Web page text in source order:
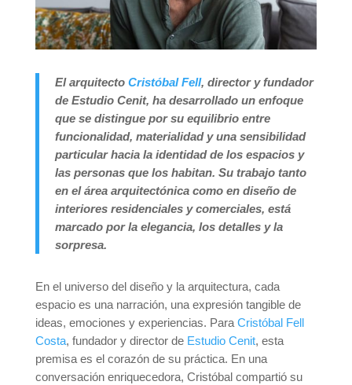
El arquitecto Cristóbal Fell, director y fundador
de Estudio Cenit, ha desarrollado un enfoque
que se distingue por su equilibrio entre
funcionalidad, materialidad y una sensibilidad
particular hacia la identidad de los espacios y
las personas que los habitan. Su trabajo tanto
en el área arquitectónica como en diseño de
interiores residenciales y comerciales, está
marcado por la elegancia, los detalles y la
sorpresa.
En el universo del diseño y la arquitectura, cada
espacio es una narración, una expresión tangible de
ideas, emociones y experiencias. ParaCristóbal Fell
Costa, fundador y director de Estudio Cenit, esta
premisa es el corazón de su práctica. En una
conversación enriquecedora, Cristóbal compartió su